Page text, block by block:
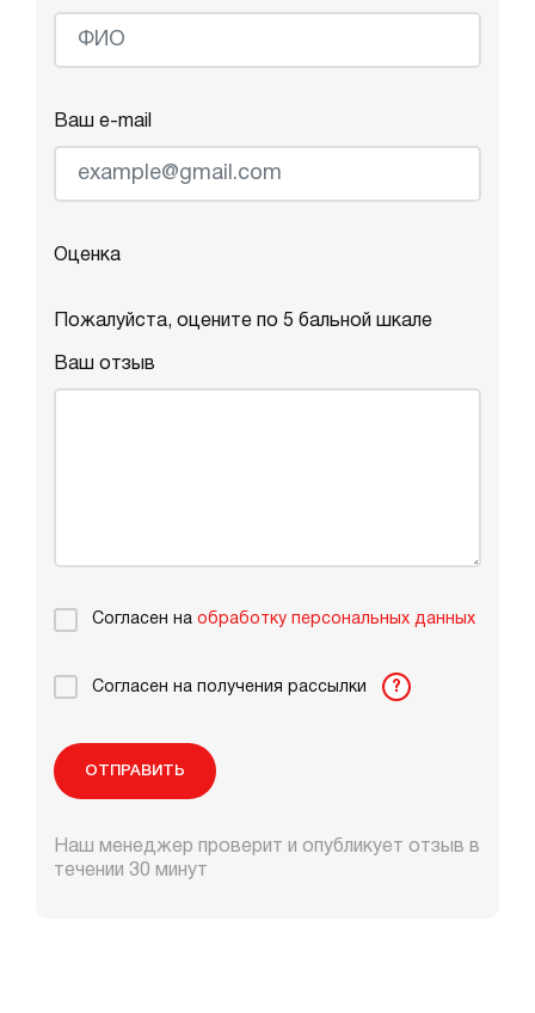
Ваш e-mail
Оценка
Пожалуйста, оцените по 5 бальной шкале
Ваш отзыв
Согласен на обработку персональных данных
Согласен на получения рассылки ?
ОТПРАВИТЬ
Наш менеджер проверит и опубликует отзыв в
течении 30 минут